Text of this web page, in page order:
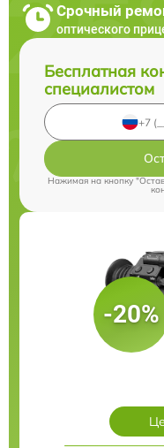
Срочный
оптического
Бесплатная
специалистом
Нажимая на кнопку
-20%